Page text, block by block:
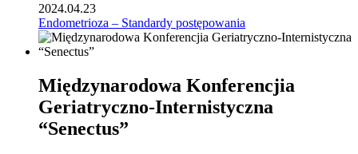
2024.04.23
Endometrioza – Standardy postępowania
Międzynarodowa Konferencjia
Geriatryczno-Internistyczna
“Senectus”